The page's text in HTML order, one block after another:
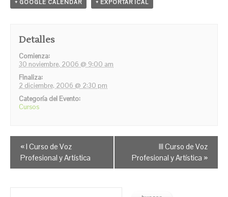
+ GOOGLE CALENDAR + EXPORTAR ICAL
Detalles
Comienza:
30 noviembre, 2006 @ 9:00 am
Finaliza:
2 diciembre, 2006 @ 2:30 pm
Categoría del Evento:
Cursos
Navegación
entre
Eventos
«I Curso de Voz
Profesional y Artística
III Curso de Voz
Profesional y Artística »